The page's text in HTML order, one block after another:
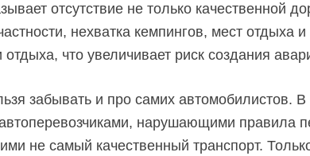
отсутствие не только качественной
нехватка кемпингов, мест отдыха
отдыха, что увеличивает риск создания
забывать и про самих автомобилистов. В
нарушающими правила
не самый качественный транспорт.